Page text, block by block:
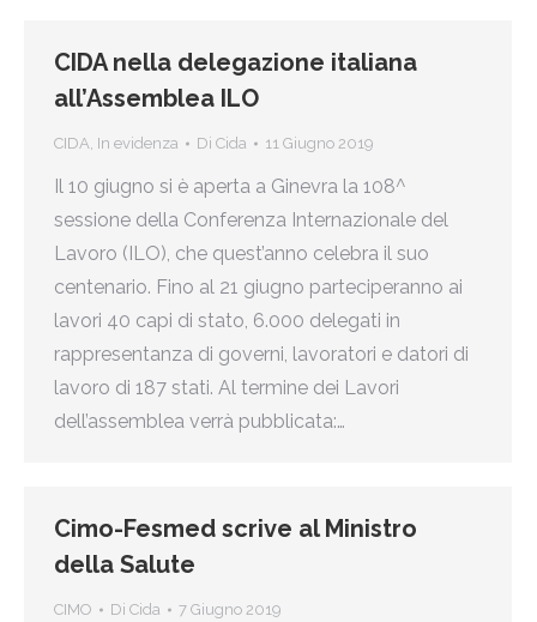
CIDA nella delegazione italiana
all’Assemblea ILO
CIDA, In evidenza Di Cida 11 Giugno 2019
Il 10 giugno si è aperta a Ginevra la 108^
sessione della Conferenza Internazionale del
Lavoro (ILO), che quest’anno celebra il suo
centenario. Fino al 21 giugno parteciperanno ai
lavori 40 capi di stato, 6.000 delegati in
rappresentanza di governi, lavoratori e datori di
lavoro di 187 stati. Al termine dei Lavori
dell’assemblea verrà pubblicata:…
Cimo-Fesmed scrive al Ministro
della Salute
CIMO Di Cida 7 Giugno 2019